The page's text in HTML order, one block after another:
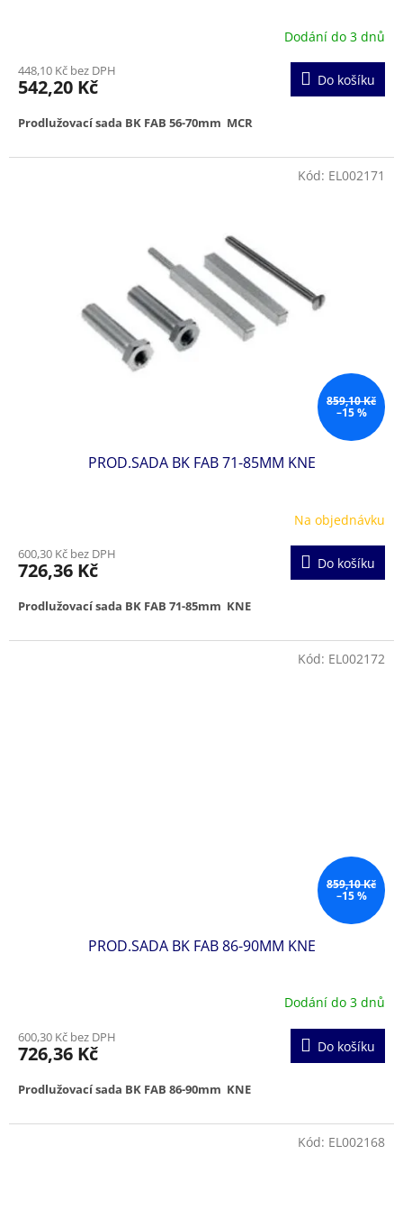
Dodání do 3 dnů
448,10 Kč bez DPH
542,20 Kč Do košíku
Prodlužovací sada BK FAB 56-70mm MCR
859,10 Kč
–15 %
PROD.SADA BK FAB 71-85MM KNE
Na objednávku
600,30 Kč bez DPH
726,36 Kč Do košíku
Prodlužovací sada BK FAB 71-85mm KNE
Kód: EL002171
859,10 Kč
–15 %
PROD.SADA BK FAB 86-90MM KNE
Dodání do 3 dnů
600,30 Kč bez DPH
726,36 Kč Do košíku
Prodlužovací sada BK FAB 86-90mm KNE
Kód: EL002172
Kód: EL002168